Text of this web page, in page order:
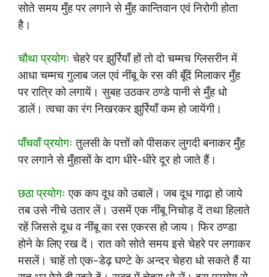
सोते समय मुँह पर लगाने से मुँह कान्तिवान एवं निरोगी होता
है।
चौथा प्रयोगः चेहरे पर झुर्रियाँ हों तो दो चम्मच ग्लिसरीन में
आधा चम्मच गुलाब जल एवं नींबू के रस की बूँदें मिलाकर मुँह
पर रात्रि को लगायें। सुबह उठकर ठण्डे पानी से मुँह धो
डालें। त्वचा का रंग निखरकर झुर्रियाँ कम हो जायेंगी।
पाँचवाँ प्रयोगः तुलसी के पत्तों को पीसकर लुगदी बनाकर मुँह
पर लगाने से मुँहासों के दाग धीरे-धीरे दूर हो जाते हैं।
छठा प्रयोगः एक कप दूध को उबालें। जब दूध गाढ़ा हो जाये
तब उसे नीचे उतार लें। उसमें एक नींबू निचोड़ दें तथा हिलाते
रहें जिससे दूध व नींबू का रस एकरस हो जाय। फिर ठण्डा
होने के लिए रख दें। रात को सोते समय इसे चेहरे पर लगाकर
मसलें। चाहें तो एक-डेढ़ घण्टे के अन्दर चेहरा धो सकते हैं या